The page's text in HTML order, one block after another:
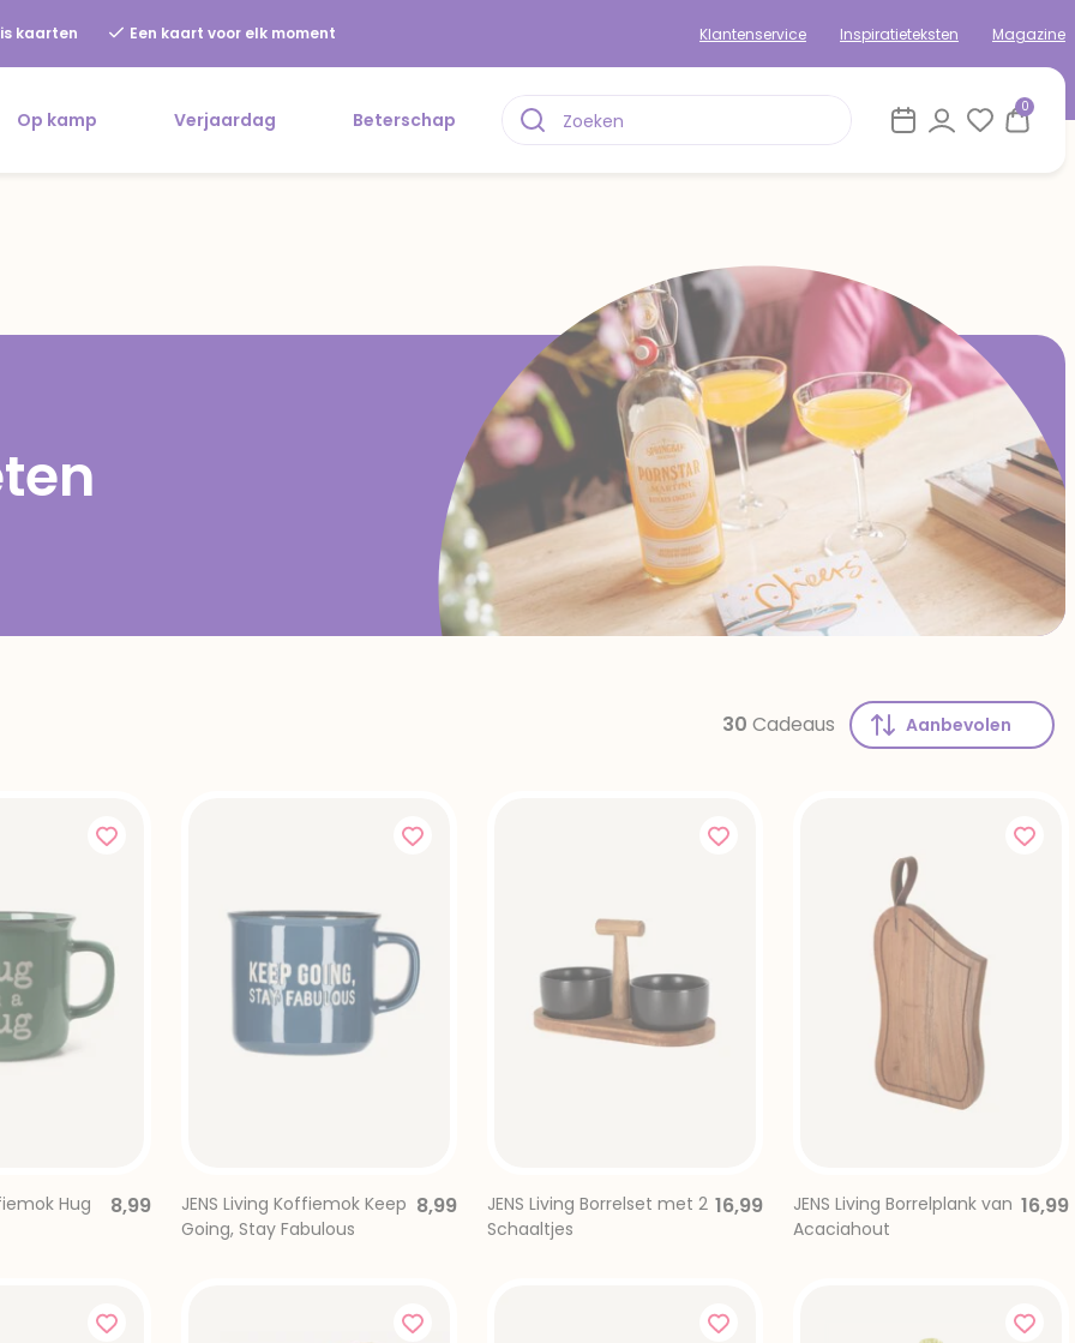
kaarten Een kaart voor elk moment Klantenservice Inspiratieteksten Magazine
Op kamp Verjaardag Beterschap
0
30 Cadeaus
Hug
8,99
JENS Living Koffiemok Keep
Going, Stay Fabulous
8,99
JENS Living Borrelset met 2
Schaaltjes
16,99
JENS Living Borrelplank van
Acaciahout
16,99